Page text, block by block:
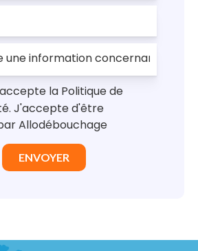
la Politique de
J'accepte d'être
Allodébouchage
ENVOYER